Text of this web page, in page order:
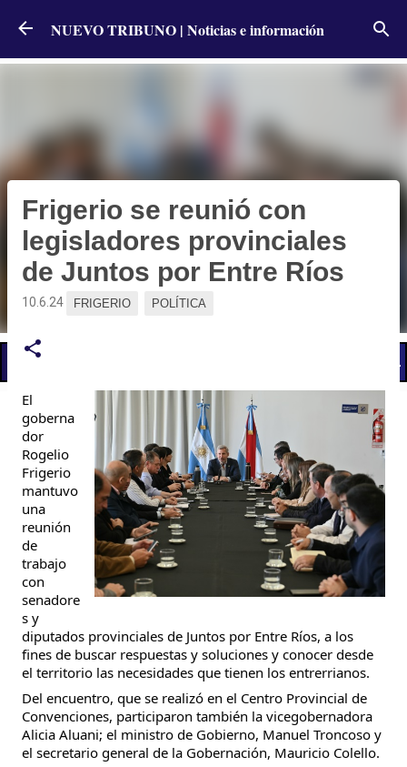
Ir al contenido principal
NUEVO TRIBUNO | Noticias e información
📢 LO ÚLTIMO
Frigerio se reunió con
legisladores provinciales
de Juntos por Entre Ríos
10.6.24 FRIGERIO POLÍTICA
El
goberna
dor
Rogelio
Frigerio
mantuvo
una
reunión
de
trabajo
con
senadore
s y
diputados provinciales de Juntos por Entre Ríos, a los
fines de buscar respuestas y soluciones y conocer desde
el territorio las necesidades que tienen los entrerrianos.
Del encuentro, que se realizó en el Centro Provincial de
Convenciones, participaron también la vicegobernadora
Alicia Aluani; el ministro de Gobierno, Manuel Troncoso y
el secretario general de la Gobernación, Mauricio Colello.